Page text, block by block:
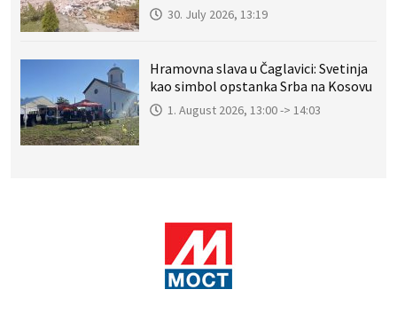
30. July 2026, 13:19
Hramovna slava u Čaglavici: Svetinja
kao simbol opstanka Srba na Kosovu
1. August 2026, 13:00 -> 14:03